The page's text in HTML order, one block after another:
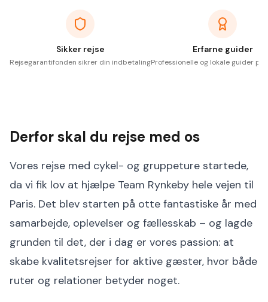
Sikker rejse
Rejsegarantifonden sikrer din indbetaling
Erfarne guider
Professionelle og lokale guider på
Derfor skal du rejse med os
Vores rejse med cykel- og gruppeture startede,
da vi fik lov at hjælpe Team Rynkeby hele vejen til
Paris. Det blev starten på otte fantastiske år med
samarbejde, oplevelser og fællesskab – og lagde
grunden til det, der i dag er vores passion: at
skabe kvalitetsrejser for aktive gæster, hvor både
ruter og relationer betyder noget.